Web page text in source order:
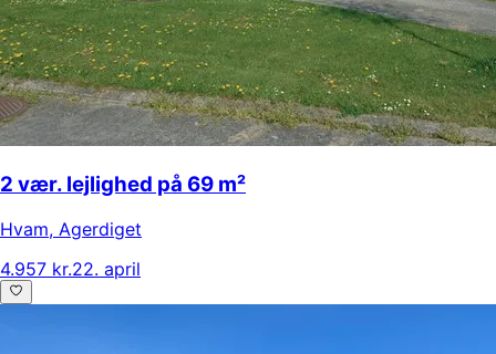
2 vær. lejlighed på 69 m²
Hvam, Agerdiget
4.957 kr.22. april